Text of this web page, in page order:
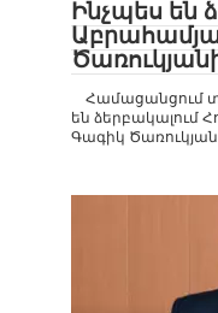
Ինչպես են
Համացանցում
են ձերբակալում
Գագիկ